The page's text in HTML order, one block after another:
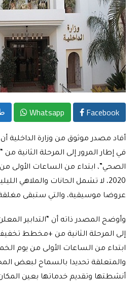
Facebook
Whatsapp
أفاد مصدر موثوق من وزارة الداخلية أن
في إطار المرور إلى المرحلة
2020، لا تشمل الحانات والملاهي
عروضا موسيقية، والتي ستبقى
وأوضح المصدر ذاته أن “التدابير
إلى المرحلة الثانية من +مخطط
والمتعلقة تحديدا بالسماح لبعض
أنشطتها وتقديم خدماتها بعين